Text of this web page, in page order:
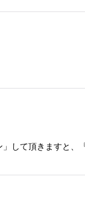
、『会員価